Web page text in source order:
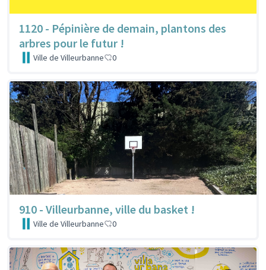
1120 - Pépinière de demain, plantons des
arbres pour le futur !
Ville de Villeurbanne 0
910 - Villeurbanne, ville du basket !
Ville de Villeurbanne 0